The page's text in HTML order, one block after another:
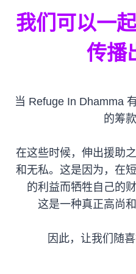
我们可以一
传播
当 Refuge In Dhamma
的筹
在这些时候，伸出援助
和无私。这是因为，在
的利益而牺牲自己的
这是一种真正高尚
因此，让我们随